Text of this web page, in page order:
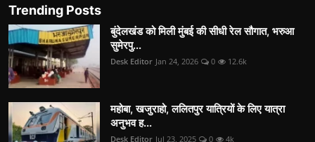
Trending Posts
बुंदेलखंड को मिली मुंबई की सीधी रेल सौगात, भरुआ
सुमेरपु...
Desk Editor Jan 24, 2026 0 12.6k
महोबा, खजुराहो, ललितपुर यात्रियों के लिए यात्रा
अनुभव ह...
Desk Editor Jul 23, 2025 0 4k